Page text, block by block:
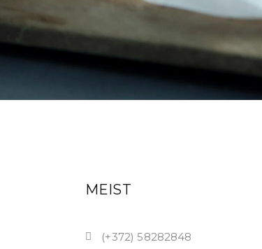
MEIST
(+372) 58282848